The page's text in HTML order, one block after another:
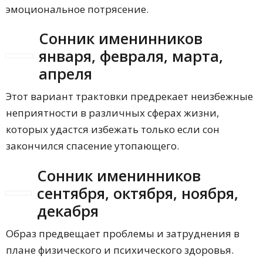
эмоциональное потрясение.
Сонник именинников
января, февраля, марта,
апреля
Этот вариант трактовки предрекает неизбежные
неприятности в различных сферах жизни,
которых удастся избежать только если сон
закончился спасение утопающего.
Сонник именинников
сентября, октября, ноября,
декабря
Образ предвещает проблемы и затруднения в
плане физического и психического здоровья.